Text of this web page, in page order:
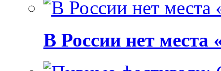
В России нет места